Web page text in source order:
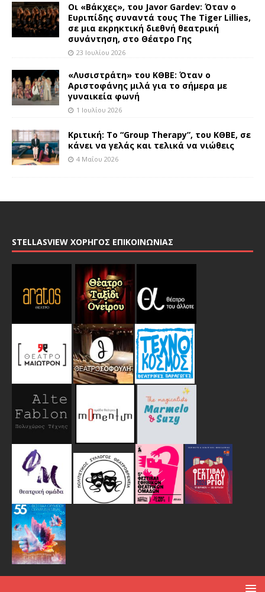
Οι «Βάκχες», του Javor Gardev: Όταν ο
Ευριπίδης συναντά τους The Tiger Lillies,
σε μια εκρηκτική διεθνή θεατρική
συνάντηση, στο Θέατρο Γης
23 Ιουλίου 2026
«Λυσιστράτη» του ΚΘΒΕ: Όταν ο
Αριστοφάνης μιλά για το σήμερα με
γυναικεία φωνή
1 Ιουλίου 2026
Κριτική: Το “Group Therapy”, του ΚΘΒΕ, σε
κάνει να γελάς και τελικά να νιώθεις
4 Μαΐου 2026
STELLASVIEW ΧΟΡΗΓΟΣ ΕΠΙΚΟΙΝΩΝΙΑΣ